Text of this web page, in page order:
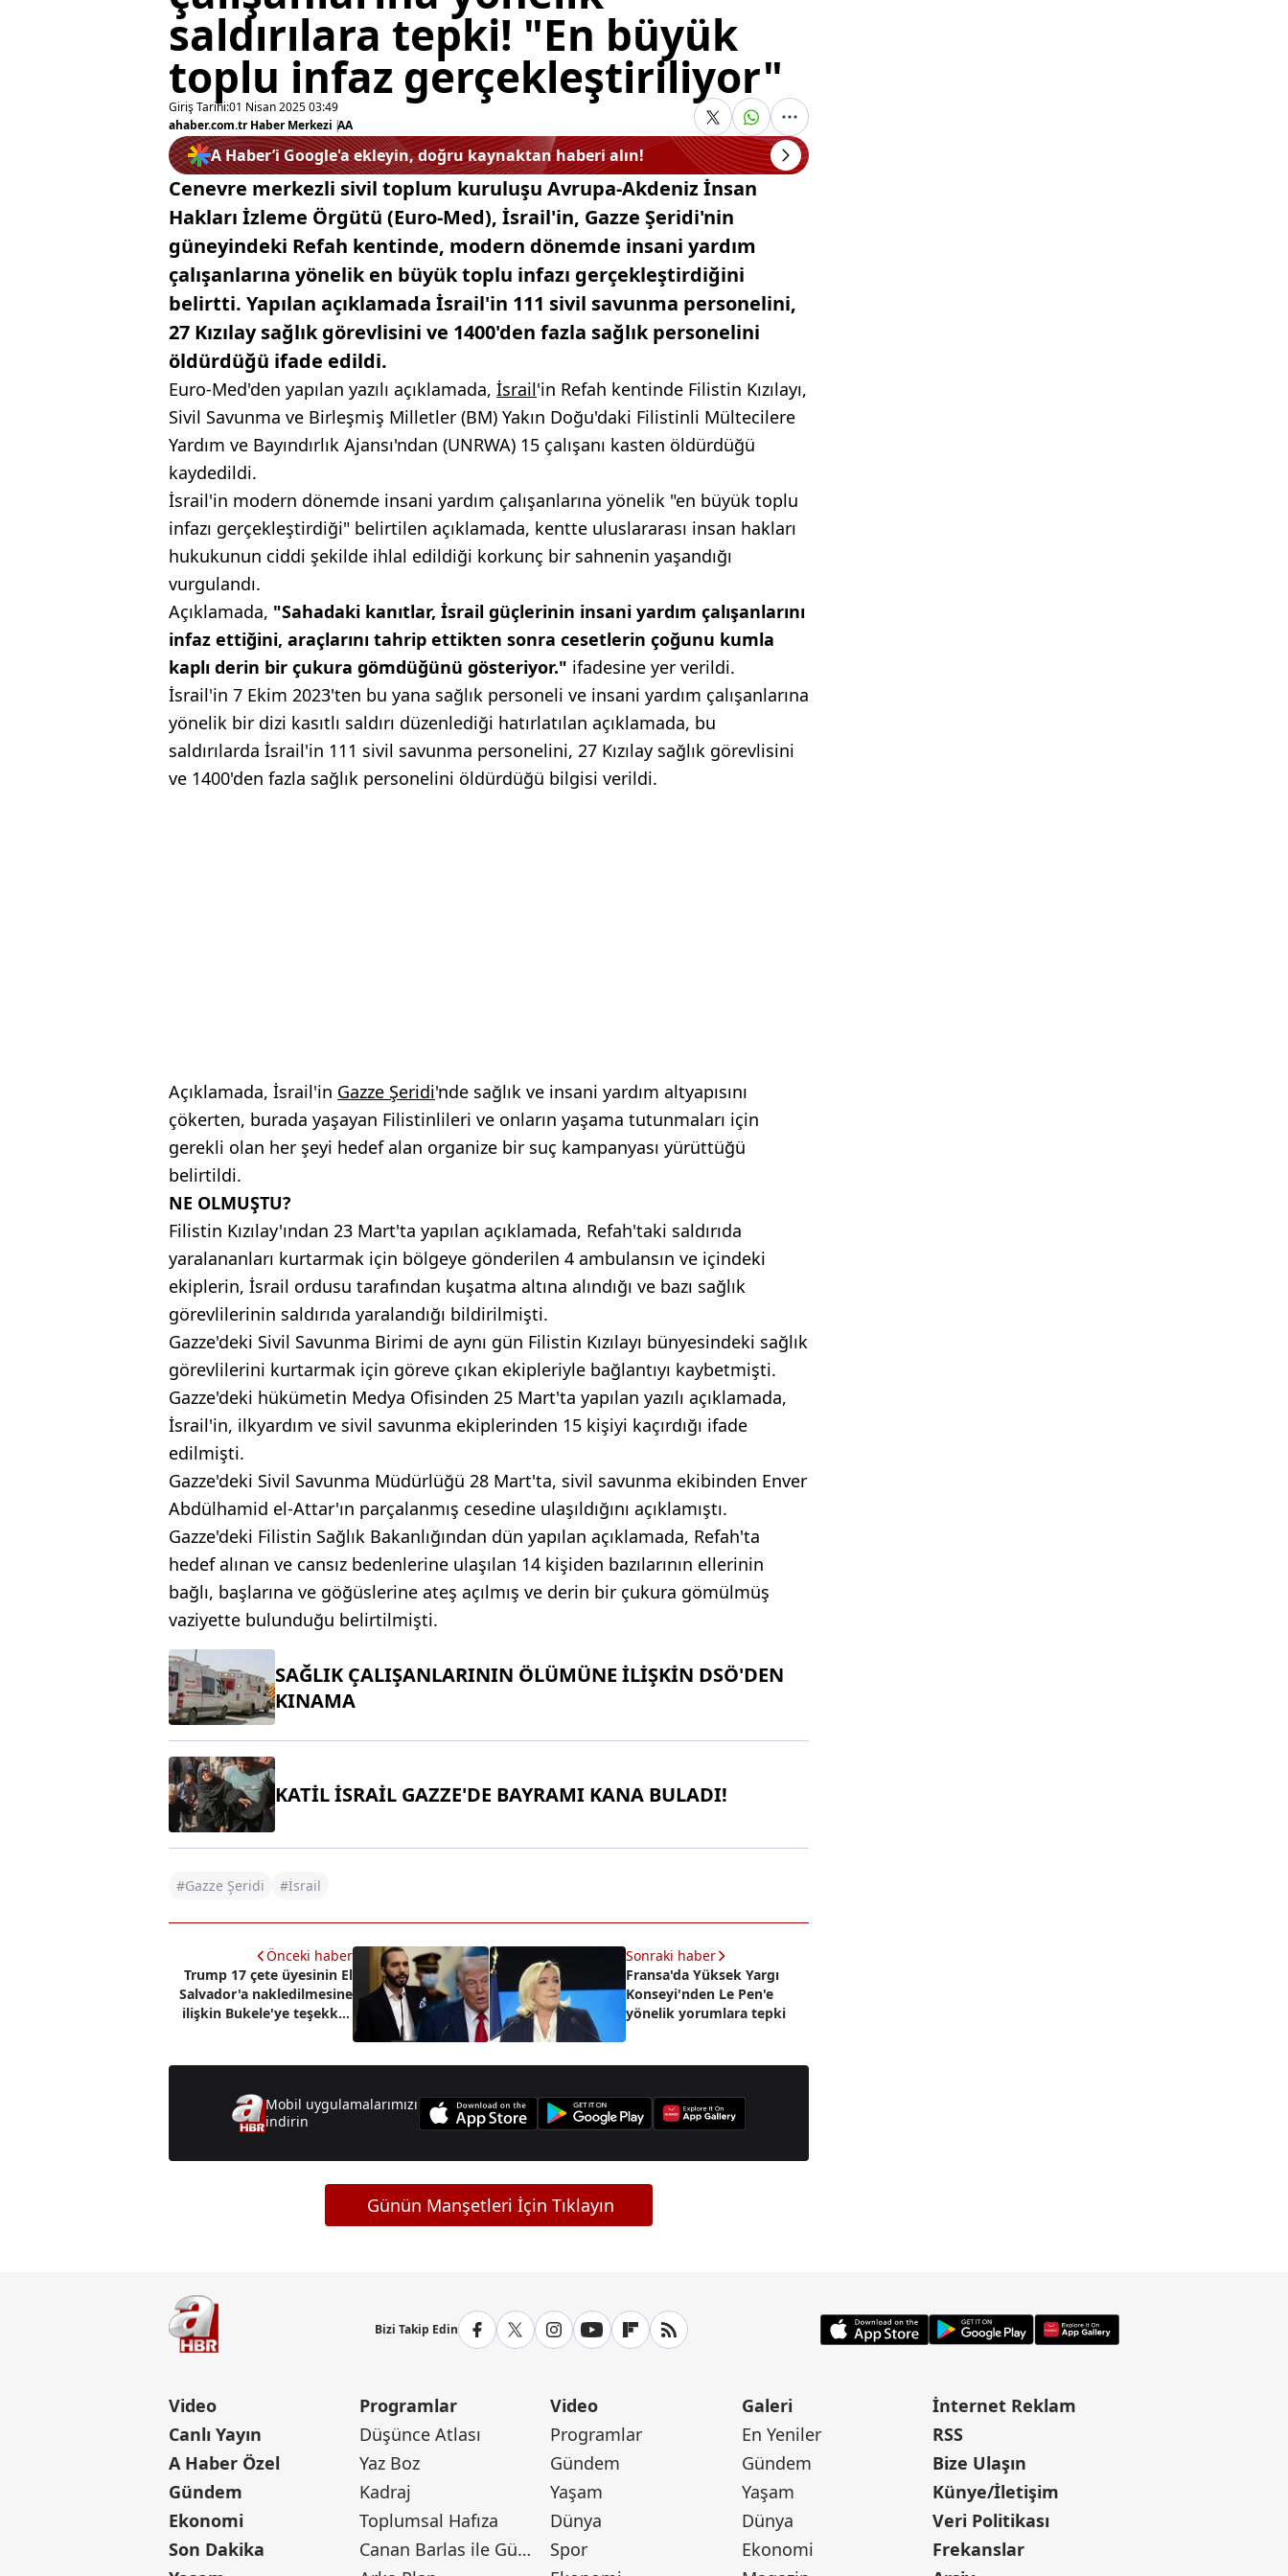
saldırılara tepki! "En büyük
toplu infaz gerçekleştiriliyor"
Giriş Tarihi:01 Nisan 2025 03:49
ahaber.com.tr Haber Merkezi |AA
A Haber’i Google'a ekleyin, doğru kaynaktan haberi alın!
Cenevre merkezli sivil toplum kuruluşu Avrupa-Akdeniz İnsan
Hakları İzleme Örgütü (Euro-Med), İsrail'in, Gazze Şeridi'nin
güneyindeki Refah kentinde, modern dönemde insani yardım
çalışanlarına yönelik en büyük toplu infazı gerçekleştirdiğini
belirtti. Yapılan açıklamada İsrail'in 111 sivil savunma personelini,
27 Kızılay sağlık görevlisini ve 1400'den fazla sağlık personelini
öldürdüğü ifade edildi.
Euro-Med'den yapılan yazılı açıklamada, İsrail'in Refah kentinde Filistin Kızılayı,
Sivil Savunma ve Birleşmiş Milletler (BM) Yakın Doğu'daki Filistinli Mültecilere
Yardım ve Bayındırlık Ajansı'ndan (UNRWA) 15 çalışanı kasten öldürdüğü
kaydedildi.
İsrail'in modern dönemde insani yardım çalışanlarına yönelik "en büyük toplu
infazı gerçekleştirdiği" belirtilen açıklamada, kentte uluslararası insan hakları
hukukunun ciddi şekilde ihlal edildiği korkunç bir sahnenin yaşandığı
vurgulandı.
Açıklamada, "Sahadaki kanıtlar, İsrail güçlerinin insani yardım çalışanlarını
infaz ettiğini, araçlarını tahrip ettikten sonra cesetlerin çoğunu kumla
kaplı derin bir çukura gömdüğünü gösteriyor." ifadesine yer verildi.
İsrail'in 7 Ekim 2023'ten bu yana sağlık personeli ve insani yardım çalışanlarına
yönelik bir dizi kasıtlı saldırı düzenlediği hatırlatılan açıklamada, bu
saldırılarda İsrail'in 111 sivil savunma personelini, 27 Kızılay sağlık görevlisini
ve 1400'den fazla sağlık personelini öldürdüğü bilgisi verildi.
Açıklamada, İsrail'in Gazze Şeridi'nde sağlık ve insani yardım altyapısını
çökerten, burada yaşayan Filistinlileri ve onların yaşama tutunmaları için
gerekli olan her şeyi hedef alan organize bir suç kampanyası yürüttüğü
belirtildi.
NE OLMUŞTU?
Filistin Kızılay'ından 23 Mart'ta yapılan açıklamada, Refah'taki saldırıda
yaralananları kurtarmak için bölgeye gönderilen 4 ambulansın ve içindeki
ekiplerin, İsrail ordusu tarafından kuşatma altına alındığı ve bazı sağlık
görevlilerinin saldırıda yaralandığı bildirilmişti.
Gazze'deki Sivil Savunma Birimi de aynı gün Filistin Kızılayı bünyesindeki sağlık
görevlilerini kurtarmak için göreve çıkan ekipleriyle bağlantıyı kaybetmişti.
Gazze'deki hükümetin Medya Ofisinden 25 Mart'ta yapılan yazılı açıklamada,
İsrail'in, ilkyardım ve sivil savunma ekiplerinden 15 kişiyi kaçırdığı ifade
edilmişti.
Gazze'deki Sivil Savunma Müdürlüğü 28 Mart'ta, sivil savunma ekibinden Enver
Abdülhamid el-Attar'ın parçalanmış cesedine ulaşıldığını açıklamıştı.
Gazze'deki Filistin Sağlık Bakanlığından dün yapılan açıklamada, Refah'ta
hedef alınan ve cansız bedenlerine ulaşılan 14 kişiden bazılarının ellerinin
bağlı, başlarına ve göğüslerine ateş açılmış ve derin bir çukura gömülmüş
vaziyette bulunduğu belirtilmişti.
SAĞLIK ÇALIŞANLARININ ÖLÜMÜNE İLİŞKİN DSÖ'DEN
KINAMA
KATİL İSRAİL GAZZE'DE BAYRAMI KANA BULADI!
#Gazze Şeridi #İsrail
Önceki haber
Trump 17 çete üyesinin El
Salvador'a nakledilmesine
ilişkin Bukele'ye teşekkür
Sonraki haber
Fransa'da Yüksek Yargı
Konseyi'nden Le Pen'e
yönelik yorumlara tepki
Mobil uygulamalarımızı
indirin
Günün Manşetleri İçin Tıklayın
Bizi Takip Edin
Video
Canlı Yayın
A Haber Özel
Gündem
Ekonomi
Son Dakika
Programlar
Düşünce Atlası
Yaz Boz
Kadraj
Toplumsal Hafıza
Canan Barlas ile Gündem
Video
Programlar
Gündem
Yaşam
Dünya
Spor
Galeri
En Yeniler
Gündem
Yaşam
Dünya
Ekonomi
İnternet Reklam
RSS
Bize Ulaşın
Künye/İletişim
Veri Politikası
Frekanslar